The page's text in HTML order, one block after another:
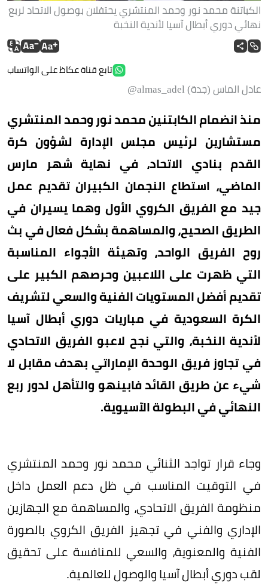
الكباتنة محمد نور وحمد المنتشري يحتفلان بوصول الاتحاد لربع
نهائي دوري أبطال آسيا لأندية النخبة
تابع قناة عكاظ على الواتساب
عادل الماس (جدة) almas_adel@
منذ انضمام الكابتنين محمد نور وحمد المنتشري
مستشارين لرئيس مجلس الإدارة لشؤون كرة
القدم بنادي الاتحاد، في نهاية شهر مارس
الماضي، استطاع النجمان الكبيران تقديم عمل
جيد مع الفريق الكروي الأول وهما يسيران في
الطريق الصحيح، والمساهمة بشكل فعال في بث
روح الفريق الواحد، وتهيئة الأجواء المناسبة
التي ظهرت على اللاعبين وحرصهم الكبير على
تقديم أفضل المستويات الفنية والسعي لتشريف
الكرة السعودية في مباريات دوري أبطال آسيا
لأندية النخبة، والتي نجح لاعبو الفريق الاتحادي
في تجاوز فريق الوحدة الإماراتي بهدف مقابل لا
شيء عن طريق القائد فابينهو والتأهل لدور ربع
النهائي في البطولة الآسيوية.
وجاء قرار تواجد الثنائي محمد نور وحمد المنتشري
في التوقيت المناسب في ظل دعم العمل داخل
منظومة الفريق الاتحادي، والمساهمة مع الجهازين
الإداري والفني في تجهيز الفريق الكروي بالصورة
الفنية والمعنوية، والسعي للمنافسة على تحقيق
لقب دوري أبطال آسيا والوصول للعالمية.